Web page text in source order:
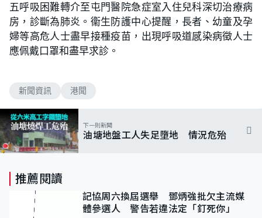
五呼吸困難轉介至屯門醫院急症室入住兒科深切治療病
房，診斷為肺炎。衞生防護中心提醒，長者、幼童及孕
婦等高危人士盡早接種疫苗，出現呼吸道感染病徵人士
應佩戴口罩和盡早求診。
新聞資訊 港聞
下一則新聞
油塘地盤工人失足墮地 情況危殆
推薦閱讀
記協周六換屆選舉 鄧炳強批欠主流媒
體參選人 警告若違法定「釘死你」